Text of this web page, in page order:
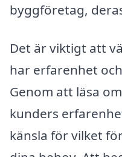
byggföretag,
Det är viktigt att
har erfarenhet
Genom att läsa
kunders
känsla för vilket